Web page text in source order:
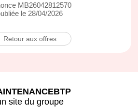
MB26042812570
le 28/04/2026
Retour aux offres
site du groupe